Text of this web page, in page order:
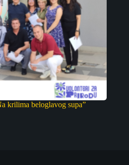
krilima beloglavog supa”